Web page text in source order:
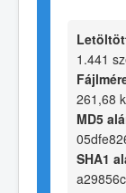
1.441
261,68
MD5
SHA1